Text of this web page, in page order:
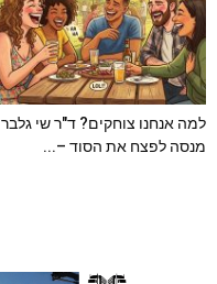
למה אנחנו צוחקים? ד"ר שי גלבר
מנסה לפצח את הסוד –...